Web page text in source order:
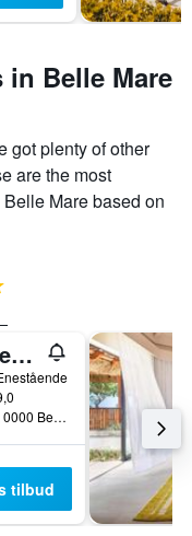
Belle Mare
got plenty of other
are the most
Mare based on
The Residence Mauritius
Off Coastal Road, 0000 Belle Mare, Belle Mare, Mauritius
tilbud